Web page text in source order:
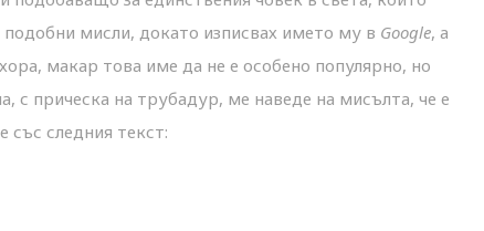
подобни мисли, докато изписвах името му в Google, а
макар това име да не е особено популярно, но
с прическа на трубадур, ме наведе на мисълта, че е
следния текст: